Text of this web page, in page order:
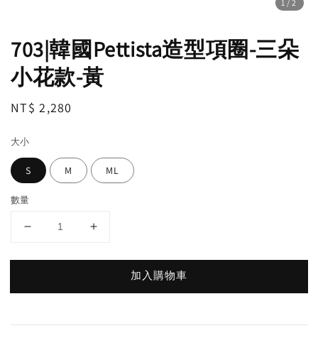
1 /2
703|韓國Pettista造型項圈-三朵
小花款-黃
Regular
NT$ 2,280
大小
S M ML
數量
加入購物車